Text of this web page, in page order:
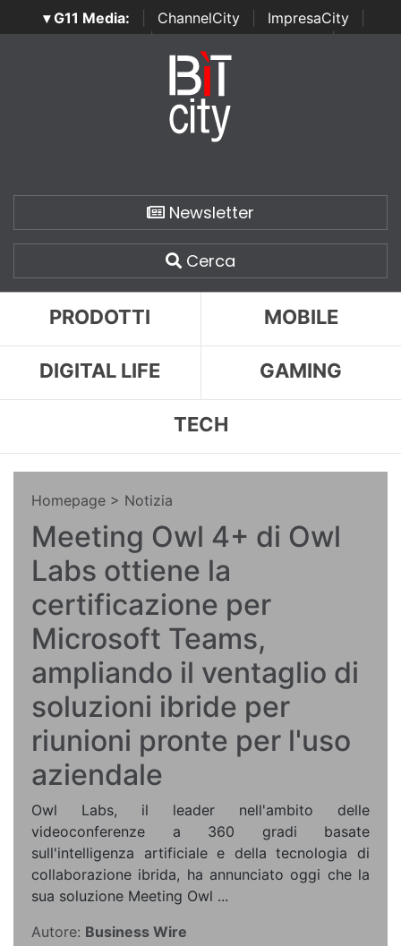
▾ G11 Media: ChannelCity ImpresaCity
SecurityOpenLab | Italian Channel Awards | Italian
Italian Security Awards
Newsletter
Cerca
PRODOTTI MOBILE
DIGITAL LIFE GAMING
TECH
Homepage > Notizia
Meeting Owl 4+ di Owl
Labs ottiene la
certificazione per
Microsoft Teams,
ampliando il ventaglio di
soluzioni ibride per
riunioni pronte per l'uso
aziendale
Owl Labs, il leader nell'ambito delle
videoconferenze a 360 gradi basate
sull'intelligenza artificiale e della tecnologia di
collaborazione ibrida, ha annunciato oggi che la
sua soluzione Meeting Owl ...
Autore: Business Wire